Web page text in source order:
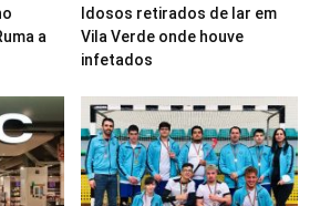
a
Idosos retirados de lar em
Vila Verde onde houve
infetados